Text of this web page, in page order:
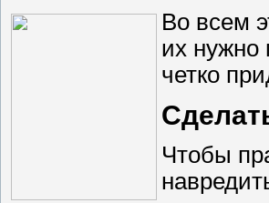
Во всем
их нужно
четко
Чтобы